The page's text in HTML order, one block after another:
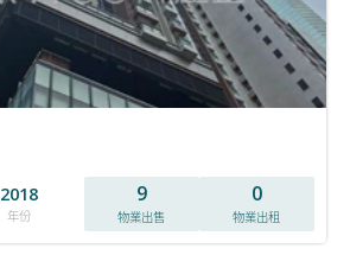
2018
年份
9
物業出售
0
物業出租